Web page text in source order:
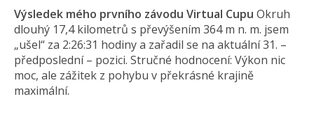
Výsledek mého prvního závodu Virtual Cupu Okruh
dlouhý 17,4 kilometrů s převýšením 364 m n. m. jsem
„ušel“ za 2:26:31 hodiny a zařadil se na aktuální 31. –
předposlední – pozici. Stručné hodnocení: Výkon nic
moc, ale zážitek z pohybu v překrásné krajině
maximální.